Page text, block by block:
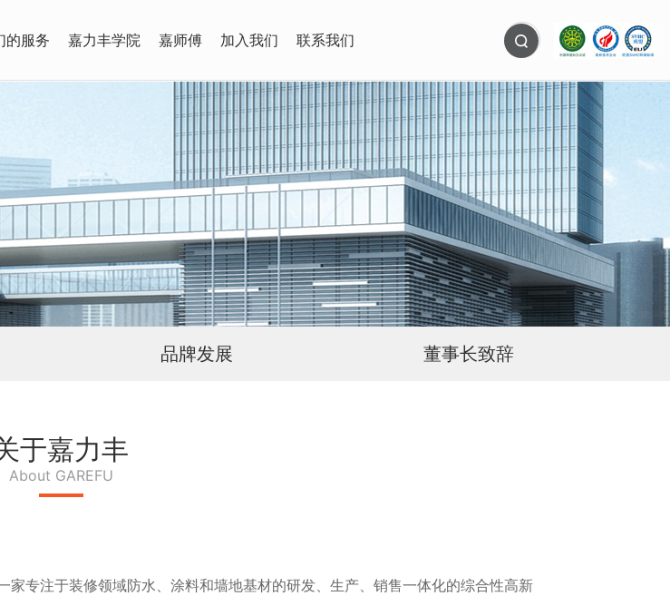
的服务 嘉力丰学院 嘉师傅 加入我们 联系我们
品牌发展 董事长致辞
于嘉力丰
About GAREFU
家专注于装修领域防水、涂料和墙地基材的研发、生产、销售一体化的综合性高新